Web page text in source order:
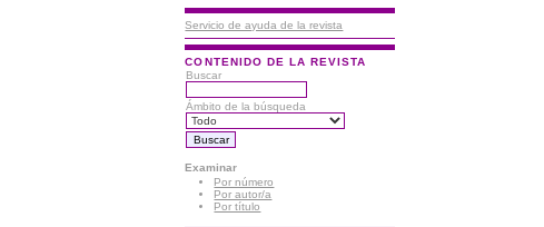
Servicio de ayuda de la revista
CONTENIDO DE LA REVISTA
Buscar
Ámbito de la búsqueda
Examinar
Por número
Por autor/a
Por título